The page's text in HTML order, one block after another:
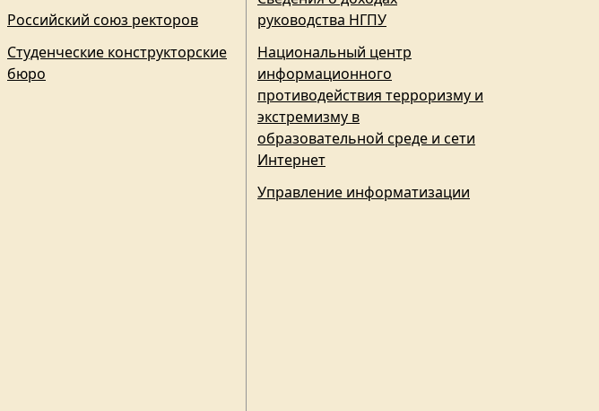
Российский союз ректоров
Студенческие конструкторские
бюро
руководства НГПУ
Национальный центр
информационного
противодействия терроризму и
экстремизму в
образовательной среде и сети
Интернет
Управление информатизации